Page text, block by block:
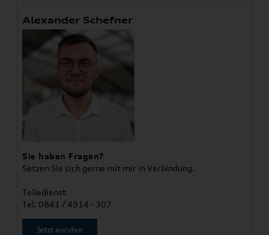
Alexander Schefner
Sie haben Fragen?
Setzen Sie sich gerne mit mir in Verbindung.
Teiledienst
Tel: 0841 / 4914 - 307
Jetzt anrufen